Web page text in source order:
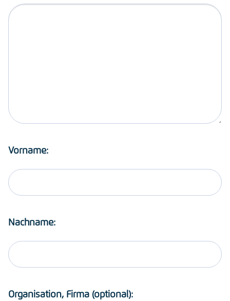
Vorname:
Nachname:
Organisation, Firma (optional):